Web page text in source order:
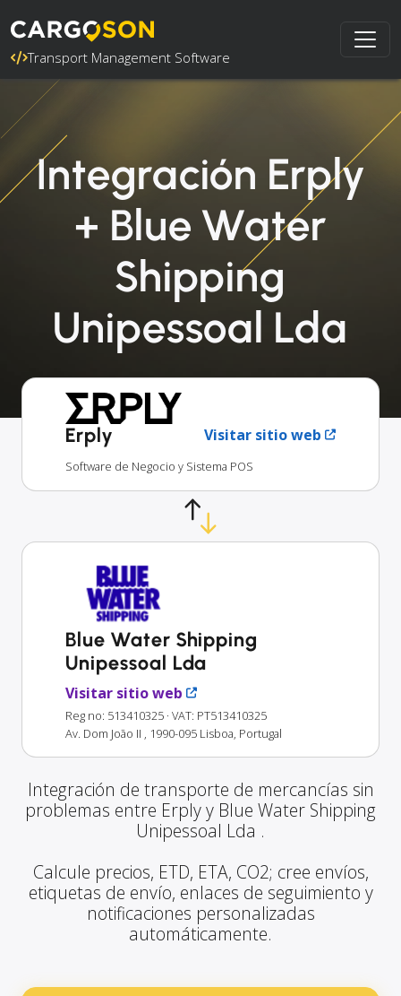
Transport Management Software
Integración Erply
+ Blue Water
Shipping
Unipessoal Lda
Erply Visitar sitio web
Software de Negocio y Sistema POS
Blue Water Shipping
Unipessoal Lda
Visitar sitio web
Reg no: 513410325 · VAT: PT513410325
Av. Dom João II , 1990-095 Lisboa, Portugal
Integración de transporte de mercancías sin
problemas entre Erply y Blue Water Shipping
Unipessoal Lda .
Calcule precios, ETD, ETA, CO2; cree envíos,
etiquetas de envío, enlaces de seguimiento y
notificaciones personalizadas
automáticamente.